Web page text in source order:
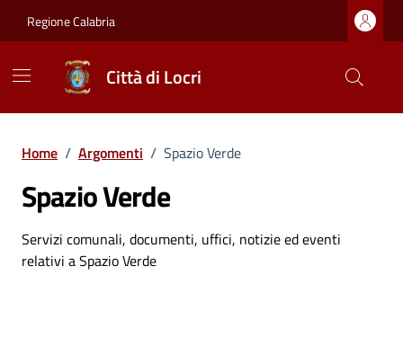
Regione Calabria
Città di Locri
Home / Argomenti / Spazio Verde
Spazio Verde
Dettagli dell'argomento
Servizi comunali, documenti, uffici, notizie ed eventi
relativi a Spazio Verde